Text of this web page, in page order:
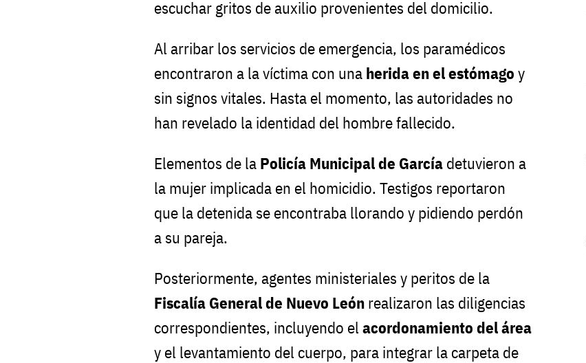
escuchar gritos de auxilio provenientes del domicilio.
Al arribar los servicios de emergencia, los paramédicos
encontraron a la víctima con una herida en el estómago y
sin signos vitales. Hasta el momento, las autoridades no
han revelado la identidad del hombre fallecido.
Elementos de la Policía Municipal de García detuvieron a
la mujer implicada en el homicidio. Testigos reportaron
que la detenida se encontraba llorando y pidiendo perdón
a su pareja.
Posteriormente, agentes ministeriales y peritos de la
Fiscalía General de Nuevo León realizaron las diligencias
correspondientes, incluyendo el acordonamiento del área
y el levantamiento del cuerpo, para integrar la carpeta de